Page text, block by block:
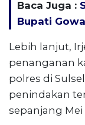
Baca Juga :
Bupati
Lebih lanjut,
penanganan
polres di
penindakan
sepanjang Mei